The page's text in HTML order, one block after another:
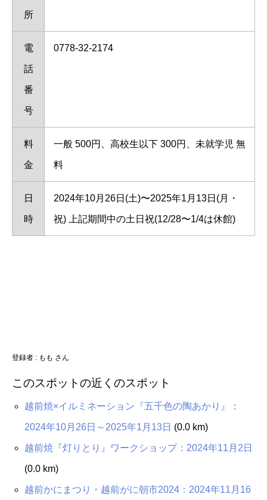
所
電
話
番
号
0778-32-2174
料
金
一般 500円、高校生以下 300円、未就学児 無
料
日
時
2024年10月26日(土)〜2025年1月13日(月・
祝) 上記期間中の土日祝(12/28〜1/4は休館)
登録者 : もも さん
このスポットの近くのスポット
越前焼×イルミネーション『五千色の陶あかり』：
2024年10月26日～2025年1月13日 (0.0 km)
越前焼『灯りとり』ワークショップ：2024年11月2日
(0.0 km)
越前かにまつり・越前がに朝市2024：2024年11月16